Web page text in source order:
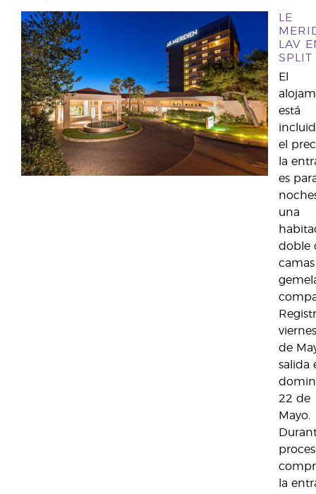
LE
LAV
SPLIT
El
está
el
la
es
una
doble
camas
de
salida
22 de
Mayo.
la